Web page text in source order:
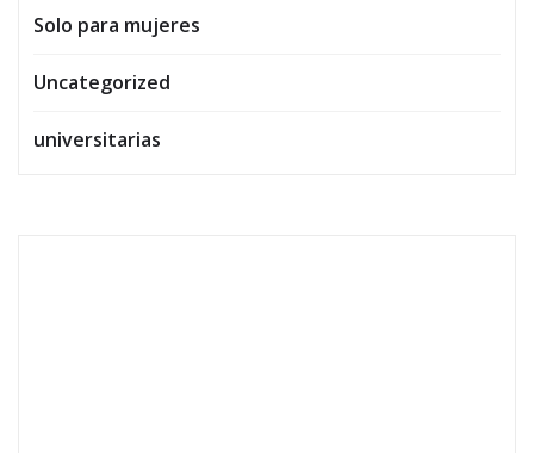
Solo para mujeres
Uncategorized
universitarias